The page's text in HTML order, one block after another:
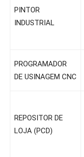
PINTOR
INDUSTRIAL
PROGRAMADOR
DE USINAGEM CNC
REPOSITOR DE
LOJA (PCD)